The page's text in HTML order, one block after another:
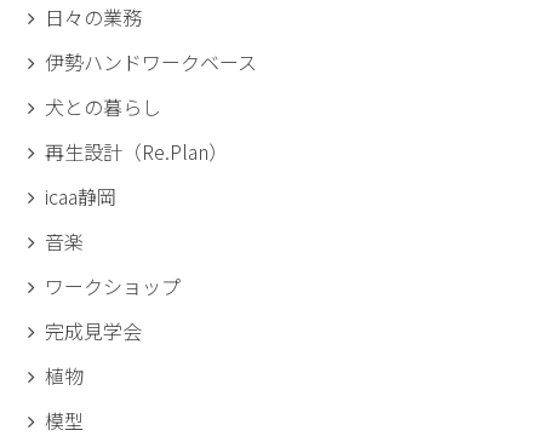
日々の業務
伊勢ハンドワークベース
犬との暮らし
再生設計（Re.Plan）
icaa静岡
音楽
ワークショップ
完成見学会
植物
模型